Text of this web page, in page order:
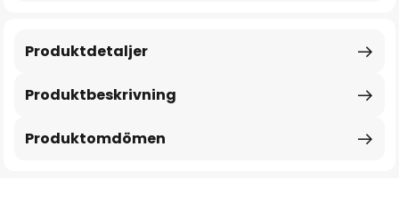
Produktbeskrivning
Produktdetaljer
Produktomdömen